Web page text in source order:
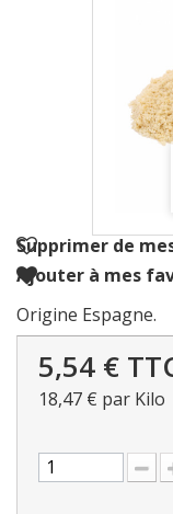
Supprimer de
Ajouter à mes
Origine Espagne.
5,54 €
18,47 € par Kilo